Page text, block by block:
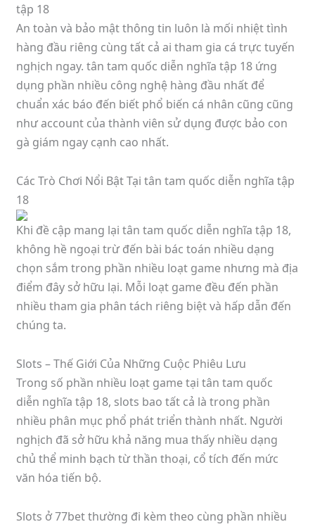
tập 18
An toàn và bảo mật thông tin luôn là mối nhiệt tình
hàng đầu riêng cùng tất cả ai tham gia cá trực tuyến
nghịch ngay. tân tam quốc diễn nghĩa tập 18 ứng
dụng phần nhiều công nghệ hàng đầu nhất để
chuẩn xác báo đến biết phổ biến cá nhân cũng cũng
như account của thành viên sử dụng được bảo con
gà giám ngay cạnh cao nhất.
Các Trò Chơi Nổi Bật Tại tân tam quốc diễn nghĩa tập
18
Khi đề cập mang lại tân tam quốc diễn nghĩa tập 18,
không hề ngoại trừ đến bài bác toán nhiều dạng
chọn sắm trong phần nhiều loạt game nhưng mà địa
điểm đây sở hữu lại. Mỗi loạt game đều đến phần
nhiều tham gia phân tách riêng biệt và hấp dẫn đến
chúng ta.
Slots – Thế Giới Của Những Cuộc Phiêu Lưu
Trong số phần nhiều loạt game tại tân tam quốc
diễn nghĩa tập 18, slots bao tất cả là trong phần
nhiều phân mục phổ phát triển thành nhất. Người
nghịch đã sở hữu khả năng mua thấy nhiều dạng
chủ thể minh bạch từ thần thoại, cổ tích đến mức
văn hóa tiến bộ.
Slots ở 77bet thường đi kèm theo cùng phần nhiều